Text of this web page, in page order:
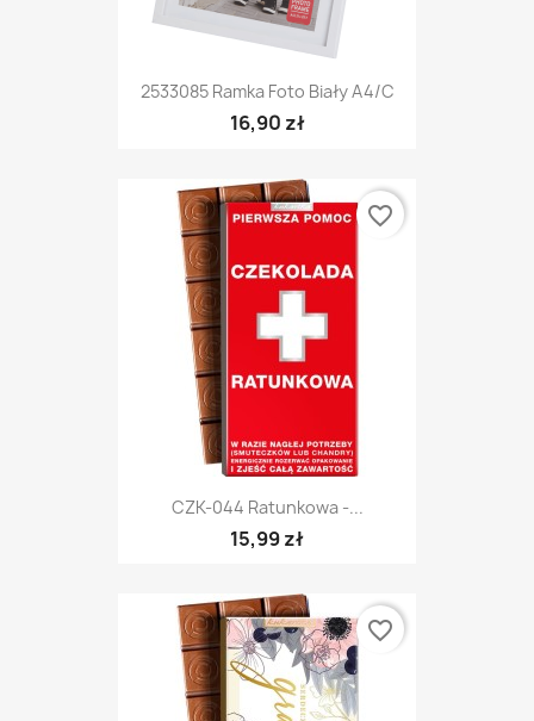
2533085 Ramka Foto Biały A4/c
16,90 zł
CZK-044 Ratunkowa -...
15,99 zł
favorite_border
favorite_border